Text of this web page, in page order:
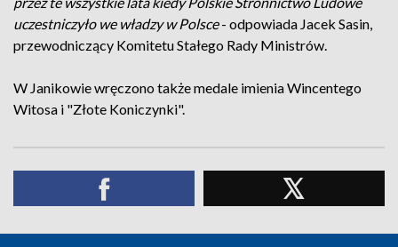
uczestniczyło we władzy w Polsce- odpowiada Jacek Sasin,
przewodniczący Komitetu Stałego Rady Ministrów.
W Janikowie wręczono także medale imienia Wincentego
Witosa i "Złote Koniczynki".